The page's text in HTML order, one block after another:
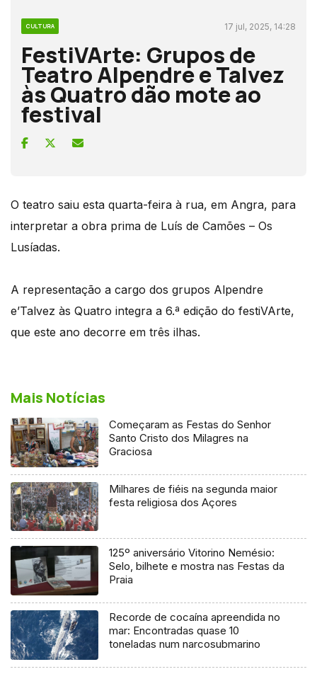
CULTURA 17 jul, 2025, 14:28
FestiVArte: Grupos de
Teatro Alpendre e Talvez
às Quatro dão mote ao
festival
O teatro saiu esta quarta-feira à rua, em Angra, para
interpretar a obra prima de Luís de Camões – Os
Lusíadas.
A representação a cargo dos grupos Alpendre
e’Talvez às Quatro integra a 6.ª edição do festiVArte,
que este ano decorre em três ilhas.
Mais Notícias
Começaram as Festas do Senhor
Santo Cristo dos Milagres na
Graciosa
Milhares de fiéis na segunda maior
festa religiosa dos Açores
125º aniversário Vitorino Nemésio:
Selo, bilhete e mostra nas Festas da
Praia
Recorde de cocaína apreendida no
mar: Encontradas quase 10
toneladas num narcosubmarino